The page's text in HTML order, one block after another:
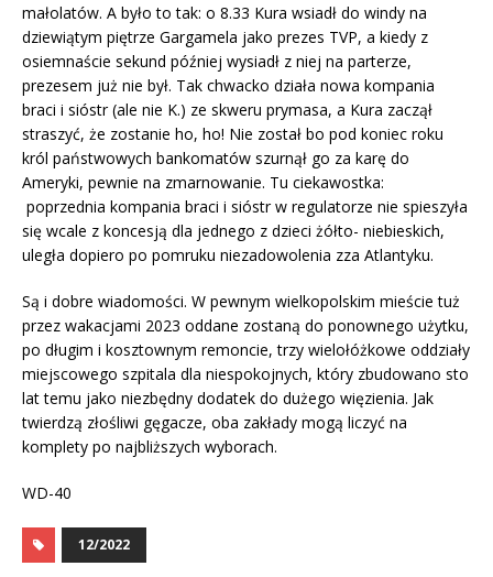
małolatów. A było to tak: o 8.33 Kura wsiadł do windy na
dziewiątym piętrze Gargamela jako prezes TVP, a kiedy z
osiemnaście sekund później wysiadł z niej na parterze,
prezesem już nie był. Tak chwacko działa nowa kompania
braci i sióstr (ale nie K.) ze skweru prymasa, a Kura zaczął
straszyć, że zostanie ho, ho! Nie został bo pod koniec roku
król państwowych bankomatów szurnął go za karę do
Ameryki, pewnie na zmarnowanie. Tu ciekawostka:
poprzednia kompania braci i sióstr w regulatorze nie spieszyła
się wcale z koncesją dla jednego z dzieci żółto- niebieskich,
uległa dopiero po pomruku niezadowolenia zza Atlantyku.
Są i dobre wiadomości. W pewnym wielkopolskim mieście tuż
przez wakacjami 2023 oddane zostaną do ponownego użytku,
po długim i kosztownym remoncie, trzy wielołóżkowe oddziały
miejscowego szpitala dla niespokojnych, który zbudowano sto
lat temu jako niezbędny dodatek do dużego więzienia. Jak
twierdzą złośliwi gęgacze, oba zakłady mogą liczyć na
komplety po najbliższych wyborach.
WD-40
12/2022